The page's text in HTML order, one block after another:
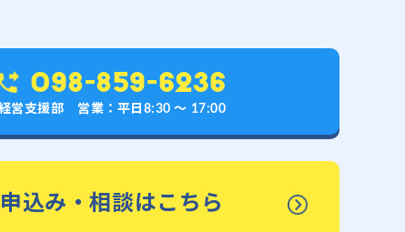
098-859-6236
営支援部 営業：平日8:30 〜 17:00
申込み・相談はこちら